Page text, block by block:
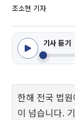
조소현 기자
기사 듣기
한해 전국 법
이 넘습니다.